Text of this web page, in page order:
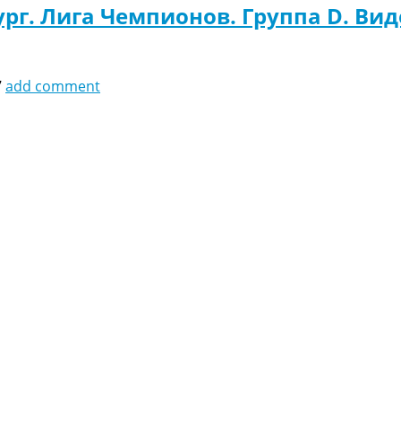
Лига Чемпионов. Группа D.
add comment